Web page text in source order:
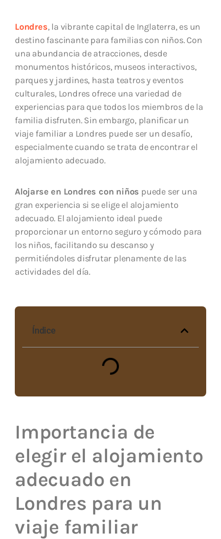
Londres, la vibrante capital de Inglaterra, es un
destino fascinante para familias con niños. Con
una abundancia de atracciones, desde
monumentos históricos, museos interactivos,
parques y jardines, hasta teatros y eventos
culturales, Londres ofrece una variedad de
experiencias para que todos los miembros de la
familia disfruten. Sin embargo, planificar un
viaje familiar a Londres puede ser un desafío,
especialmente cuando se trata de encontrar el
alojamiento adecuado.
Alojarse en Londres con niños puede ser una
gran experiencia si se elige el alojamiento
adecuado. El alojamiento ideal puede
proporcionar un entorno seguro y cómodo para
los niños, facilitando su descanso y
permitiéndoles disfrutar plenamente de las
actividades del día.
Índice
Importancia de
elegir el alojamiento
adecuado en
Londres para un
viaje familiar